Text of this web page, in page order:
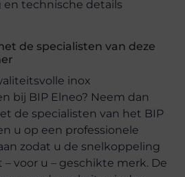
de specialisten van deze
inox
bij BIP Elneo? Neem dan
de specialisten van het BIP
u op een professionele
zodat u de snelkoppeling
– voor u – geschikte merk. De